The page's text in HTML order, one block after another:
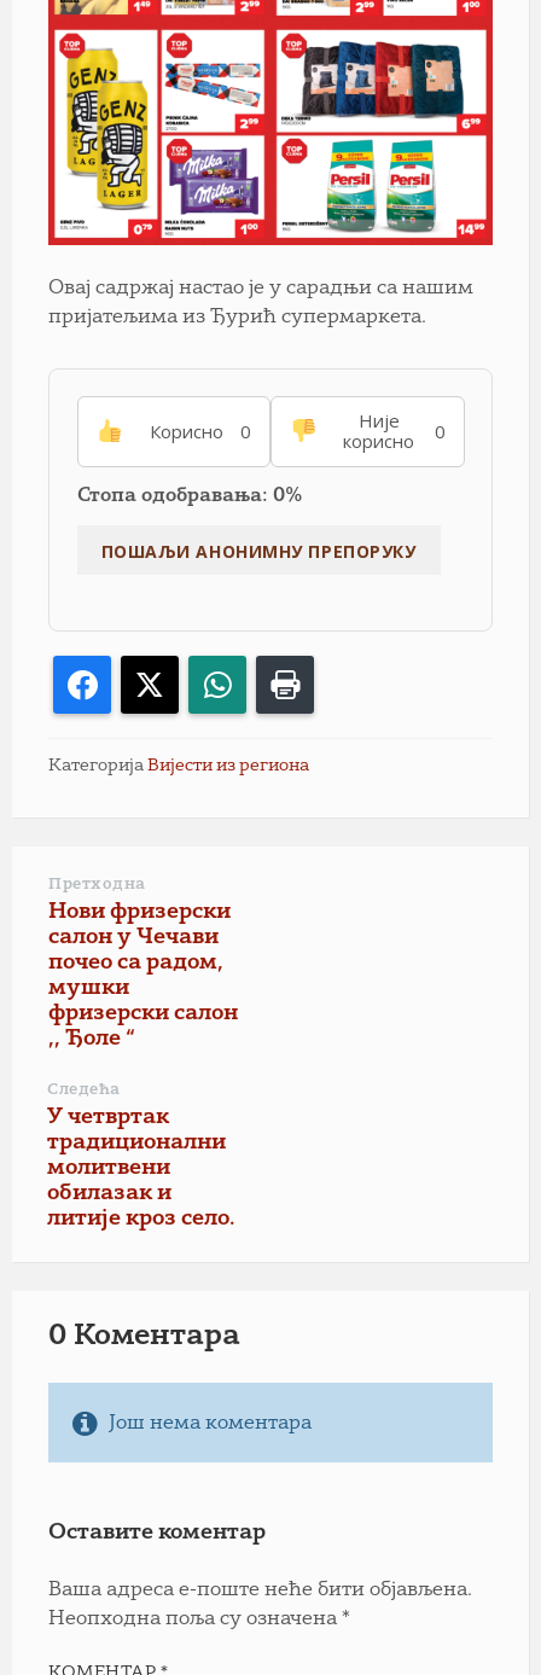
Овај садржај настао је у сарадњи са нашим
пријатељима из Ђурић супермаркета.
Корисно 0
Није
корисно
0
Стопа одобравања: 0%
Facebook WhatsApp
Категорија Вијести из региона
Претходна
Нови фризерски
салон у Чечави
почео са радом,
мушки
фризерски салон
,, Ђоле “
Следећа
У четвртак
традиционални
молитвени
обилазак и
литије кроз село.
0 Коментарa
Још нема коментара
Оставите коментар
Ваша адреса е-поште неће бити објављена.
Неопходна поља су означена *